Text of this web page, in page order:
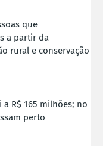
que
a partir da
rural e conservação
a R$ 165 milhões; no
perto